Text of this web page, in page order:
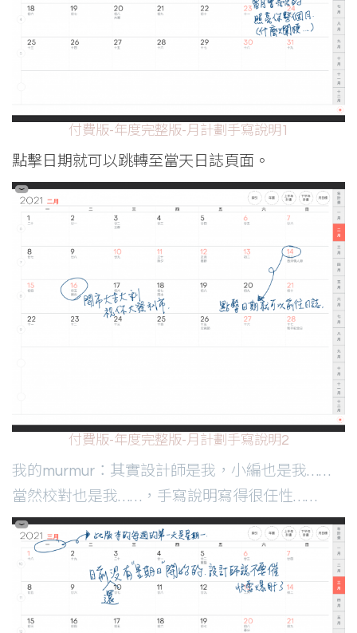
付費版-年度完整版-月計劃手寫說明1
點擊日期就可以跳轉至當天日誌頁面。
付費版-年度完整版-月計劃手寫說明2
我的murmur：其實設計師是我，小編也是我……
當然校對也是我……，手寫說明寫得很任性……